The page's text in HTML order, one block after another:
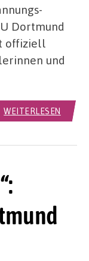
Dortmund
offiziell
und
WEITERLESEN